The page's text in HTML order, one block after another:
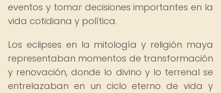
eventos y tomar decisiones importantes en la
vida cotidiana y política.
Los eclipses en la mitología y religión maya
representaban momentos de transformación
y renovación, donde lo divino y lo terrenal se
entrelazaban en un ciclo eterno de vida y